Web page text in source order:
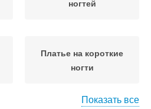
ногтей
Платье на короткие
ногти
Показать все